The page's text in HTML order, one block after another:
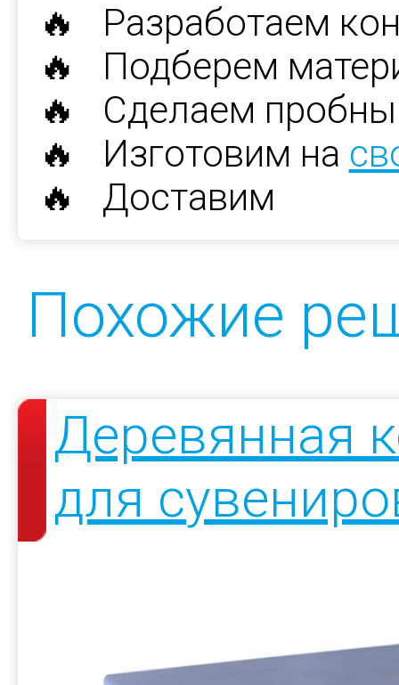
🔥 Разработаем
🔥 Подберем
🔥 Сделаем
🔥 Изготовим на
🔥 Доставим
Похожие
Деревянная
для